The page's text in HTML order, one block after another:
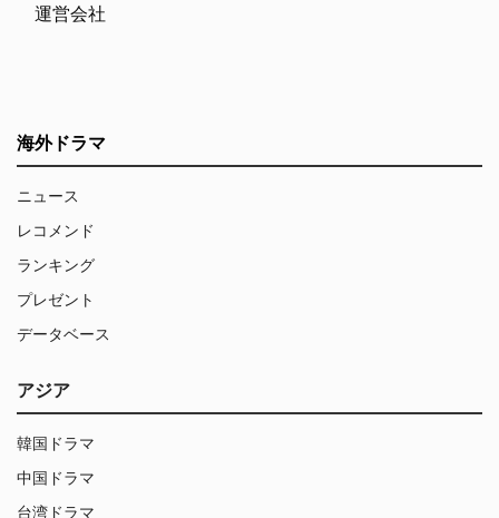
運営会社
海外ドラマ
ニュース
レコメンド
ランキング
プレゼント
データベース
アジア
韓国ドラマ
中国ドラマ
台湾ドラマ